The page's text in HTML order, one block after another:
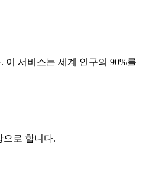
이 서비스는 세계 인구의 90%를
으로 합니다.